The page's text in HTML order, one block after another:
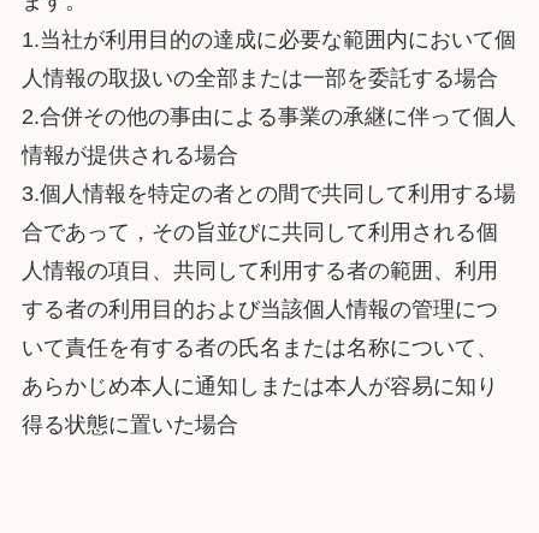
1.当社が利用目的の達成に必要な範囲内において個
人情報の取扱いの全部または一部を委託する場合
2.合併その他の事由による事業の承継に伴って個人
情報が提供される場合
3.個人情報を特定の者との間で共同して利用する場
合であって，その旨並びに共同して利用される個
人情報の項目、共同して利用する者の範囲、利用
する者の利用目的および当該個人情報の管理につ
いて責任を有する者の氏名または名称について、
あらかじめ本人に通知しまたは本人が容易に知り
得る状態に置いた場合